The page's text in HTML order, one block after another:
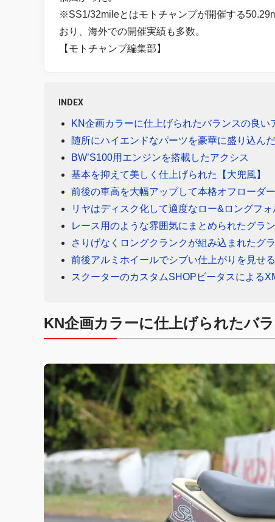
※SS1/32mileとはモトチャンプが開催する
おり、海外での開催実績も多数。
【モトチャンプ編集部】
INDEX
KN企画カラーに仕上げられたバランスの良い
随所にハイエンドなパーツを豪華に盛り込ん
BW’S100用エンジンを搭載したアクシス
基本を抑えて美しく仕上げられた【大兜風】
前後の車高を大幅アップして本格オフローダ
リヤはディスク化して適度なロー&ロングフ
レース用のような雰囲気にまとめられたグラ
さりげなくロングクランクが組み込まれたグ
前後アルミホイールでシブい仕上がりを見せ
スクーターのカスタムSHOPビータスによる
KN企画カラーに仕上げられたバ